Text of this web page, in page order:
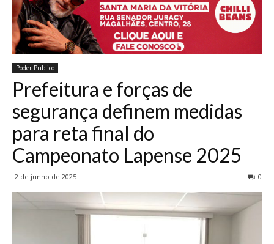
Poder Publico
Prefeitura e forças de
segurança definem medidas
para reta final do
Campeonato Lapense 2025
2 de junho de 2025 0